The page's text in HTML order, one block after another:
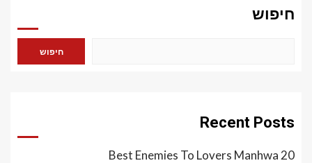
חיפוש
חיפוש
Recent Posts
20 Best Enemies To Lovers Manhwa